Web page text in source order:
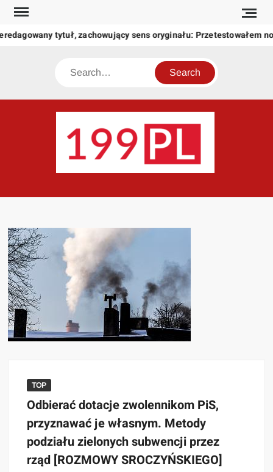
Skip
content
tytuł, zachowujący sens oryginału: Przetestowałem
Search
świat
TOP
Odbierać dotacje zwolennikom PiS,
przyznawać je własnym. Metody
podziału zielonych subwencji przez
rząd [ROZMOWY SROCZYŃSKIEGO]